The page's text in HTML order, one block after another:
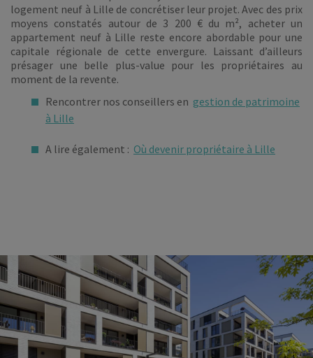
logement neuf à Lille de concrétiser leur projet. Avec des prix
moyens constatés autour de 3 200 € du m², acheter un
appartement neuf à Lille reste encore abordable pour une
capitale régionale de cette envergure. Laissant d’ailleurs
présager une belle plus-value pour les propriétaires au
moment de la revente.
Rencontrer nos conseillers en gestion de patrimoine
à Lille
A lire également : Où devenir propriétaire à Lille